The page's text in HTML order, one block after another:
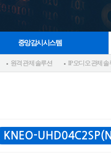
중앙감시시스템
원격 관제 솔루션 IP 오디오 관제 솔
KNEO-